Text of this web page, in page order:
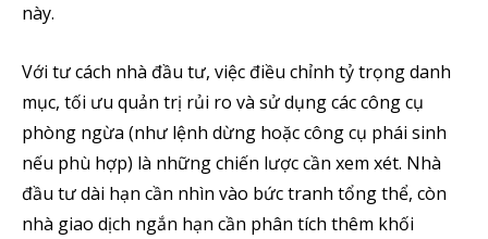
Theo dõi CIG News
Chúng tôi mang lại trải nghiệm thú vị với tin tức nhanh chóng, góc
nhìn thị trường trực quan và mang lại lượng kiến thức cần thiết trong
thị trường tài chính.
này.
Với tư cách nhà đầu tư, việc điều chỉnh tỷ trọng danh
mục, tối ưu quản trị rủi ro và sử dụng các công cụ
phòng ngừa (như lệnh dừng hoặc công cụ phái sinh
nếu phù hợp) là những chiến lược cần xem xét. Nhà
đầu tư dài hạn cần nhìn vào bức tranh tổng thể, còn
nhà giao dịch ngắn hạn cần phân tích thêm khối